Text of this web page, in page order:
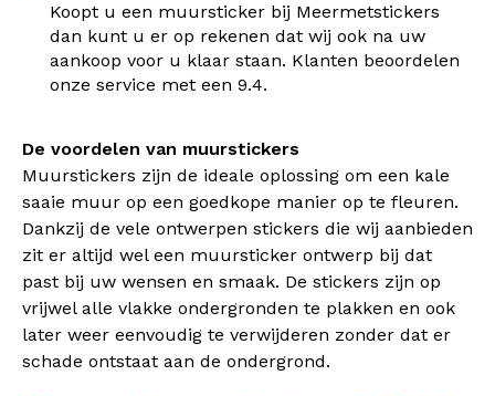
Koopt u een muursticker bij Meermetstickers
dan kunt u er op rekenen dat wij ook na uw
aankoop voor u klaar staan. Klanten beoordelen
onze service met een 9.4.
De voordelen van muurstickers
Muurstickers zijn de ideale oplossing om een kale
saaie muur op een goedkope manier op te fleuren.
Dankzij de vele ontwerpen stickers die wij aanbieden
zit er altijd wel een muursticker ontwerp bij dat
past bij uw wensen en smaak. De stickers zijn op
vrijwel alle vlakke ondergronden te plakken en ook
later weer eenvoudig te verwijderen zonder dat er
schade ontstaat aan de ondergrond.